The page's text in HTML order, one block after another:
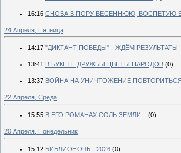
16:16 СНОВА В ПОРУ ВЕСЕННЮЮ, ВОСПЕТУЮ
24 Апреля, Пятница
14:17 "ДИКТАНТ ПОБЕДЫ" - ЖДЁМ РЕЗУЛЬТАТЫ!
13:41 В БУКЕТЕ ДРУЖБЫ ЦВЕТЫ НАРОДОВ (0)
13:37 ВОЙНА НА УНИЧТОЖЕНИЕ
22 Апреля, Среда
15:55 В ЕГО РОМАНАХ СОЛЬ ЗЕМЛИ... (0)
20 Апреля, Понедельник
15:12 БИБЛИОНОЧЬ - 2026 (0)